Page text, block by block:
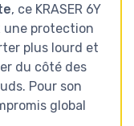
, ce KRASER 6Y
une protection
plus lourd et
du côté des
Pour son
global